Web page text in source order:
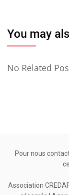
You may
No Related
Pour nous
Association